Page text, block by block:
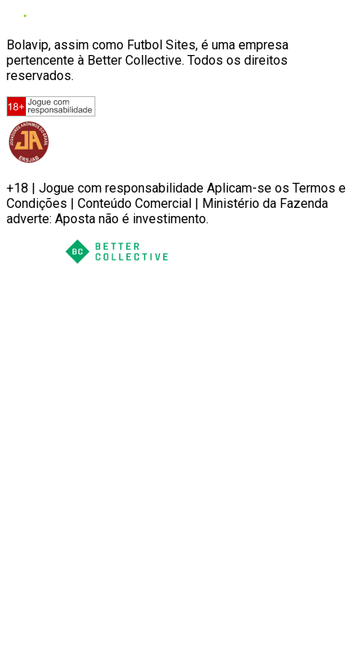
Bolavip, assim como Futbol Sites, é uma empresa
pertencente à Better Collective. Todos os direitos
reservados.
+18 | Jogue com responsabilidade Aplicam-se os Termos e
Condições | Conteúdo Comercial | Ministério da Fazenda
adverte: Aposta não é investimento.